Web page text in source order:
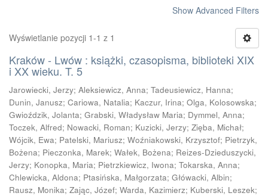
Show Advanced Filters
Wyświetlanie pozycji 1-1 z 1
Kraków - Lwów : książki, czasopisma, biblioteki XIX
i XX wieku. T. 5
Jarowiecki, Jerzy; Aleksiewicz, Anna; Tadeusiewicz, Hanna;
Dunin, Janusz; Cariowa, Natalia; Kaczur, Irina; Olga, Kolosowska;
Gwioździk, Jolanta; Grabski, Władysław Maria; Dymmel, Anna;
Toczek, Alfred; Nowacki, Roman; Kuzicki, Jerzy; Zięba, Michał;
Wójcik, Ewa; Patelski, Mariusz; Woźniakowski, Krzysztof; Pietrzyk,
Bożena; Pieczonka, Marek; Wałek, Bożena; Reizes-Dzieduszycki,
Jerzy; Konopka, Maria; Pietrzkiewicz, Iwona; Tokarska, Anna;
Chlewicka, Aldona; Ptasińska, Małgorzata; Główacki, Albin;
Rausz, Monika; Zając, Józef; Warda, Kazimierz; Kuberski, Leszek;